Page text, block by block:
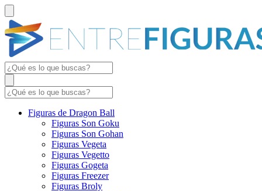
Figuras de Dragon Ball
Figuras Son Goku
Figuras Son Gohan
Figuras Vegeta
Figuras Vegetto
Figuras Gogeta
Figuras Freezer
Figuras Broly